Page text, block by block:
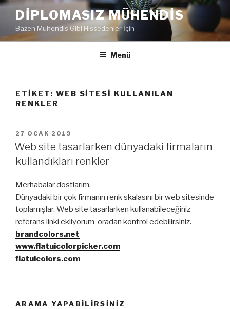
İçeriğe
DIPLOMASIZ MÜHENDIS
Bazen Mühendis Gibi Hissedenler İçin
Menü
ETIKET: WEB SITESI KULLANILAN
RENKLER
YAYIM
TARIHI
27 OCAK 2019
Web site tasarlarken dünyadaki firmaların
kullandıkları renkler
Merhabalar dostlarım,
Dünyadaki bir çok firmanın renk skalasını bir web sitesinde
toplamışlar. Web site tasarlarken kullanabileceğiniz
referans linki ekliyorum oradan kontrol edebilirsiniz.
brandcolors.net
www.flatuicolorpicker.com
flatuicolors.com
ARAMA YAPABILIRSINIZ